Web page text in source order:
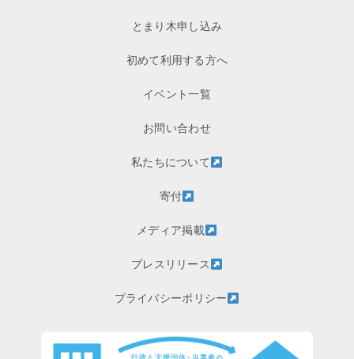
とまり木申し込み
初めて利用する方へ
イベント一覧
お問い合わせ
私たちについて
寄付
メディア掲載
プレスリリース
プライバシーポリシー